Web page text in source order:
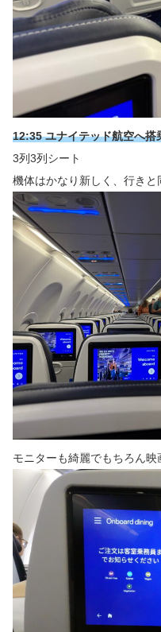
12:35 ユナイテッド航空へ搭
3列3列シート
機体はかなり新しく、行きと
モニターも綺麗でもちろん映